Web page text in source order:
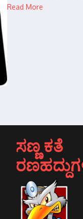
Read More
ಸಣ್ಣ ಕತೆ